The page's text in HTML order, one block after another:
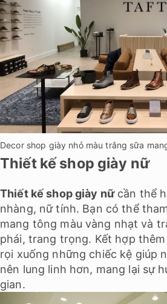
Decor shop giày nhỏ màu trắng sữa
Thiết kế shop giày nữ
Thiết kế shop giày nữ cần thể
nhàng, nữ tính. Bạn có thể
mang tông màu vàng nhạt và
phái, trang trọng. Kết hợp
rọi xuống những chiếc kệ giúp
nên lung linh hơn, mang lại sự
gian.